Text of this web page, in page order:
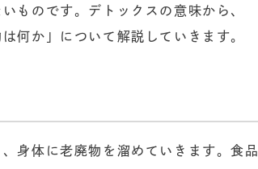
ものです。デトックスの意味から、
何か」について解説していきます。
身体に老廃物を溜めていきます。食品